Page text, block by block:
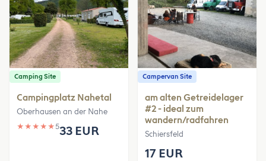
Camping Site
Campingplatz Nahetal
Oberhausen an der Nahe
★ ★ ★ ★ ★533 EUR
Campervan Site
am alten Getreidelager
#2 - ideal zum
wandern/radfahren
Schiersfeld
17 EUR